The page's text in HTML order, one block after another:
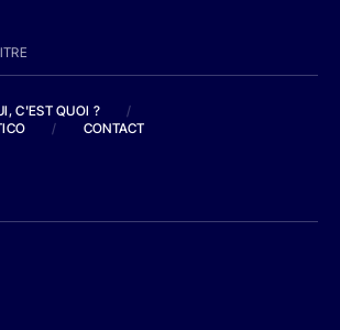
C'EST QUOI ?
/
/ CONTACT